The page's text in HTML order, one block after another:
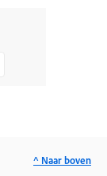
^ Naar boven